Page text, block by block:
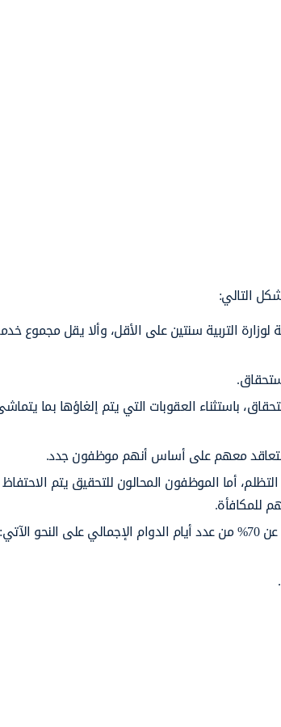
التالي:
التربية سنتين على الأقل، وألا يقل مجموع
باستثناء العقوبات التي يتم إلغاؤها بما
معهم على أساس أنهم موظفون جدد.
أما الموظفون المحالون للتحقيق يتم
للمكافأة.